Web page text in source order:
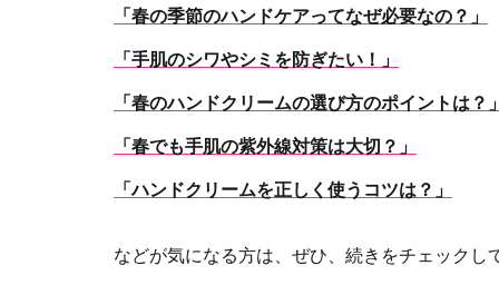
「春の季節のハンドケアってなぜ必要なの？」
「手肌のシワやシミを防ぎたい！」
「春のハンドクリームの選び方のポイントは？」
「春でも手肌の紫外線対策は大切？」
「ハンドクリームを正しく使うコツは？」
などが気になる方は、ぜひ、続きをチェックし